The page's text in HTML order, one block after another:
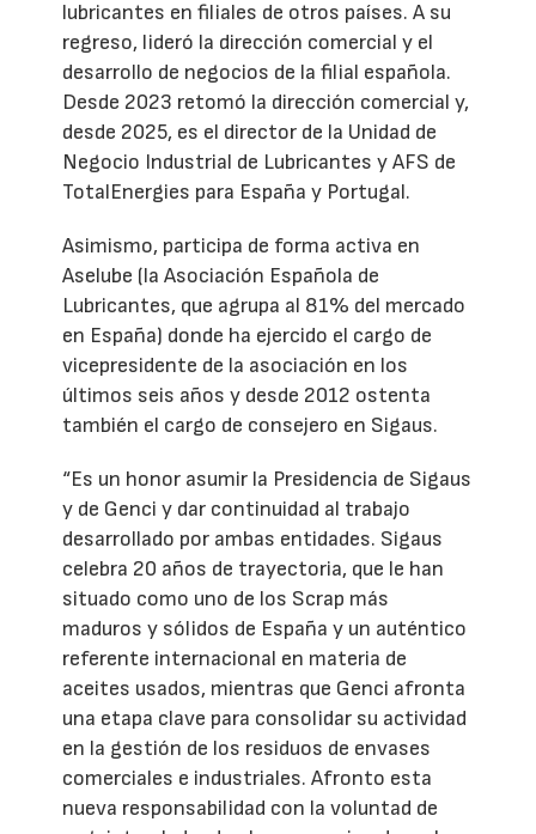
lubricantes en filiales de otros países. A su
regreso, lideró la dirección comercial y el
desarrollo de negocios de la filial española.
Desde 2023 retomó la dirección comercial y,
desde 2025, es el director de la Unidad de
Negocio Industrial de Lubricantes y AFS de
TotalEnergies para España y Portugal.
Asimismo, participa de forma activa en
Aselube (la Asociación Española de
Lubricantes, que agrupa al 81% del mercado
en España) donde ha ejercido el cargo de
vicepresidente de la asociación en los
últimos seis años y desde 2012 ostenta
también el cargo de consejero en Sigaus.
“Es un honor asumir la Presidencia de Sigaus
y de Genci y dar continuidad al trabajo
desarrollado por ambas entidades. Sigaus
celebra 20 años de trayectoria, que le han
situado como uno de los Scrap más
maduros y sólidos de España y un auténtico
referente internacional en materia de
aceites usados, mientras que Genci afronta
una etapa clave para consolidar su actividad
en la gestión de los residuos de envases
comerciales e industriales. Afronto esta
nueva responsabilidad con la voluntad de